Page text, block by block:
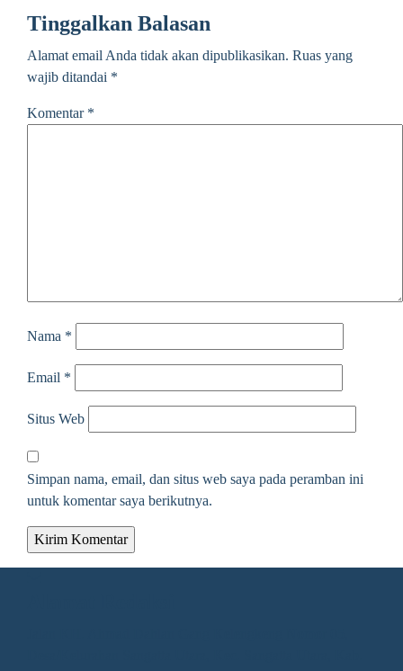
Tinggalkan Balasan
Alamat email Anda tidak akan dipublikasikan. Ruas yang
wajib ditandai *
Komentar *
Nama *
Email *
Situs Web
Simpan nama, email, dan situs web saya pada peramban ini
untuk komentar saya berikutnya.